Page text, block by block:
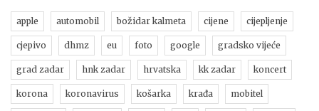
apple automobil božidar kalmeta cijene cijepljenje
cjepivo dhmz eu foto google gradsko vijeće
grad zadar hnk zadar hrvatska kk zadar koncert
korona koronavirus košarka krađa mobitel